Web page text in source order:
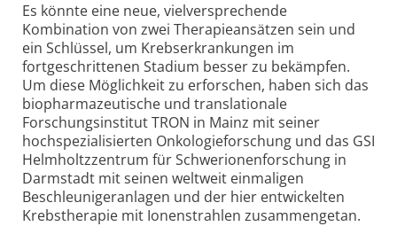
Es könnte eine neue, vielversprechende
Kombination von zwei Therapieansätzen sein und
ein Schlüssel, um Krebserkrankungen im
fortgeschrittenen Stadium besser zu bekämpfen.
Um diese Möglichkeit zu erforschen, haben sich das
biopharmazeutische und translationale
Forschungsinstitut TRON in Mainz mit seiner
hochspezialisierten Onkologieforschung und das GSI
Helmholtzzentrum für Schwerionenforschung in
Darmstadt mit seinen weltweit einmaligen
Beschleunigeranlagen und der hier entwickelten
Krebstherapie mit Ionenstrahlen zusammengetan.